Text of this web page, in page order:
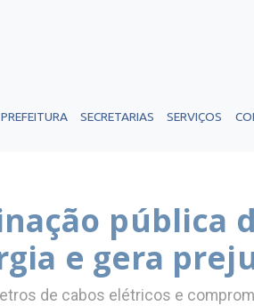
SECRETARIAS SERVIÇOS
pública
e gera
de cabos elétricos e